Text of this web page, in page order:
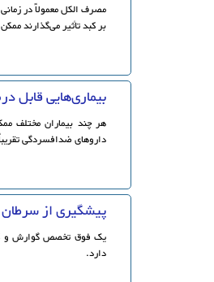
مصرف الکل معمولاً در
بر کبد تأثیر می‌گذارند
بیماری‌هایی قابل
هر چند بیماران مختلف
داروهای ضدافسردگی
پیشگیری از
یک فوق تخصص گوارش و
دارد.